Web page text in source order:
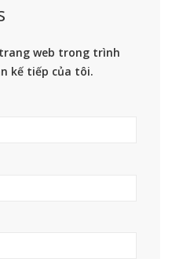
web trong trình
kế tiếp của tôi.